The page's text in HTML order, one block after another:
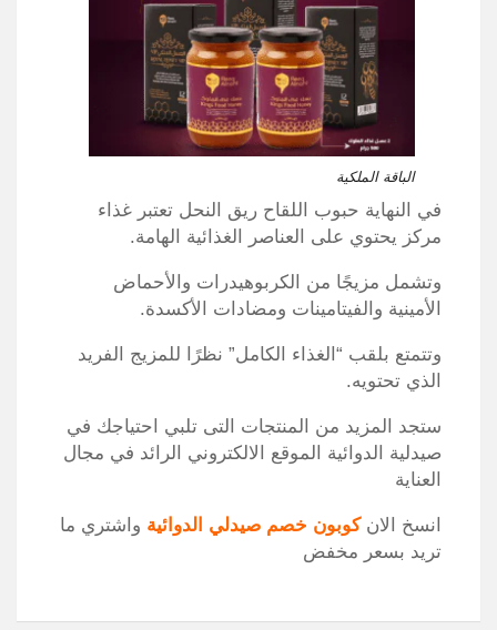
الباقة الملكية
في النهاية حبوب اللقاح ريق النحل تعتبر غذاء
مركز يحتوي على العناصر الغذائية الهامة.
وتشمل مزيجًا من الكربوهيدرات والأحماض
الأمينية والفيتامينات ومضادات الأكسدة.
وتتمتع بلقب “الغذاء الكامل” نظرًا للمزيج الفريد
الذي تحتويه.
ستجد المزيد من المنتجات التى تلبي احتياجك في
صيدلية الدوائية الموقع الالكتروني الرائد في مجال
العناية
انسخ الانكوبون خصم صيدلي الدوائية واشتري ما
تريد بسعر مخفض